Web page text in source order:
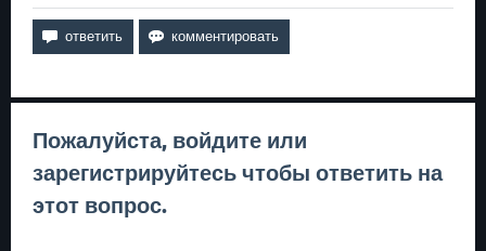
Пожалуйста, войдите или
зарегистрируйтесь чтобы ответить на
этот вопрос.